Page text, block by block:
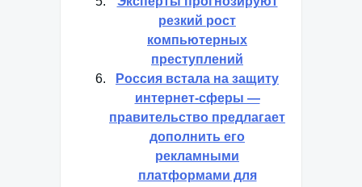
резкий рост
компьютерных
преступлений
Россия встала на защиту
интернет-сферы —
правительство предлагает
дополнить его
рекламными
платформами для